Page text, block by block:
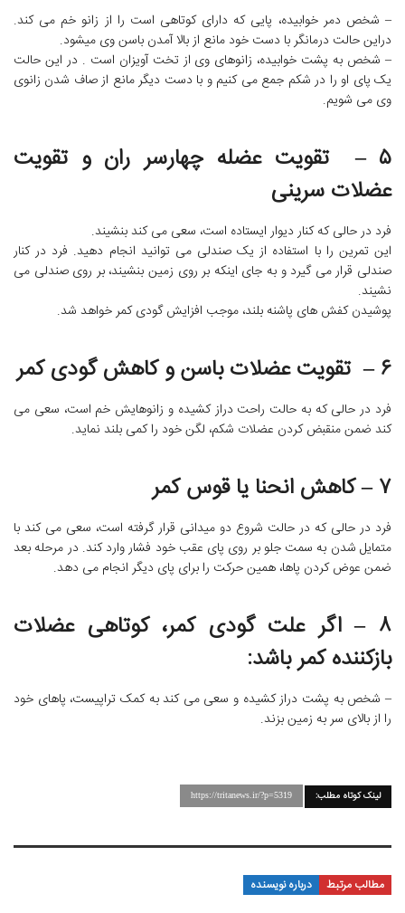
– شخص دمر خوابیده، پایی که دارای کوتاهی است را از زانو خم می کند.
دراین حالت درمانگر با دست خود مانع از بالا آمدن باسن وی میشود.
– شخص به پشت خوابیده، زانوهای وی از تخت آویزان است . در این حالت
یک پای او را در شکم جمع می کنیم و با دست دیگر مانع از صاف شدن زانوی
وی می شویم.
۵ – تقویت عضله چهارسر ران و تقویت
عضلات سرینی
فرد در حالی که کنار دیوار ایستاده است، سعی می کند بنشیند.
این تمرین را با استفاده از یک صندلی می توانید انجام دهید. فرد در کنار
صندلی قرار می گیرد و به جای اینکه بر روی زمین بنشیند، بر روی صندلی می
نشیند.
پوشیدن کفش های پاشنه بلند، موجب افزایش گودی کمر خواهد شد.
۶ – تقویت عضلات باسن و کاهش گودی کمر
فرد در حالی که به حالت راحت دراز کشیده و زانوهایش خم است، سعی می
کند ضمن منقبض کردن عضلات شکم، لگن خود را کمی بلند نماید.
۷ – کاهش انحنا یا قوس کمر
فرد در حالی که در حالت شروع دو میدانی قرار گرفته است، سعی می کند با
متمایل شدن به سمت جلو بر روی پای عقب خود فشار وارد کند. در مرحله بعد
ضمن عوض کردن پاها، همین حرکت را برای پای دیگر انجام می دهد.
۸ – اگر علت گودی کمر، کوتاهی عضلات
بازکننده کمر باشد:
– شخص به پشت دراز کشیده و سعی می کند به کمک تراپیست، پاهای خود
را از بالای سر به زمین بزند.
لینک کوتاه مطلب: https://tritanews.ir/?p=5319
مطالب مرتبط درباره نویسنده